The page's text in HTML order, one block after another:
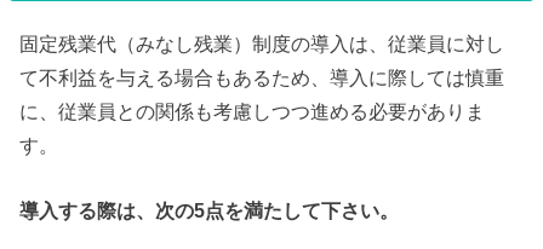
固定残業代（みなし残業）制度の導入は、従業員に対し
て不利益を与える場合もあるため、導入に際しては慎重
に、従業員との関係も考慮しつつ進める必要がありま
す。
導入する際は、次の5点を満たして下さい。